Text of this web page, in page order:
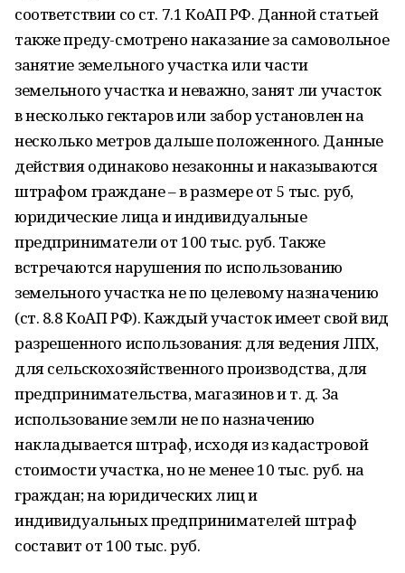
соответствии со ст. 7.1 КоАП РФ. Данной статьей
также преду-смотрено наказание за самовольное
занятие земельного участка или части
земельного участка и неважно, занят ли участок
в несколько гектаров или забор установлен на
несколько метров дальше положенного. Данные
действия одинаково незаконны и наказываются
штрафом граждане – в размере от 5 тыс. руб,
юридические лица и индивидуальные
предприниматели от 100 тыс. руб. Также
встречаются нарушения по использованию
земельного участка не по целевому назначению
(ст. 8.8 КоАП РФ). Каждый участок имеет свой вид
разрешенного использования: для ведения ЛПХ,
для сельскохозяйственного производства, для
предпринимательства, магазинов и т. д. За
использование земли не по назначению
накладывается штраф, исходя из кадастровой
стоимости участка, но не менее 10 тыс. руб. на
граждан; на юридических лиц и
индивидуальных предпринимателей штраф
составит от 100 тыс. руб.